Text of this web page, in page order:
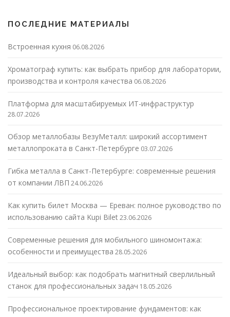
ПОСЛЕДНИЕ МАТЕРИАЛЫ
Встроенная кухня 06.08.2026
Хроматограф купить: как выбрать прибор для лаборатории,
производства и контроля качества 06.08.2026
Платформа для масштабируемых ИТ-инфраструктур
28.07.2026
Обзор металлобазы ВезуМеталл: широкий ассортимент
металлопроката в Санкт-Петербурге 03.07.2026
Гибка металла в Санкт-Петербурге: современные решения
от компании ЛВП 24.06.2026
Как купить билет Москва — Ереван: полное руководство по
использованию сайта Kupi Bilet23.06.2026
Современные решения для мобильного шиномонтажа:
особенности и преимущества 28.05.2026
Идеальный выбор: как подобрать магнитный сверлильный
станок для профессиональных задач 18.05.2026
Профессиональное проектирование фундаментов: как